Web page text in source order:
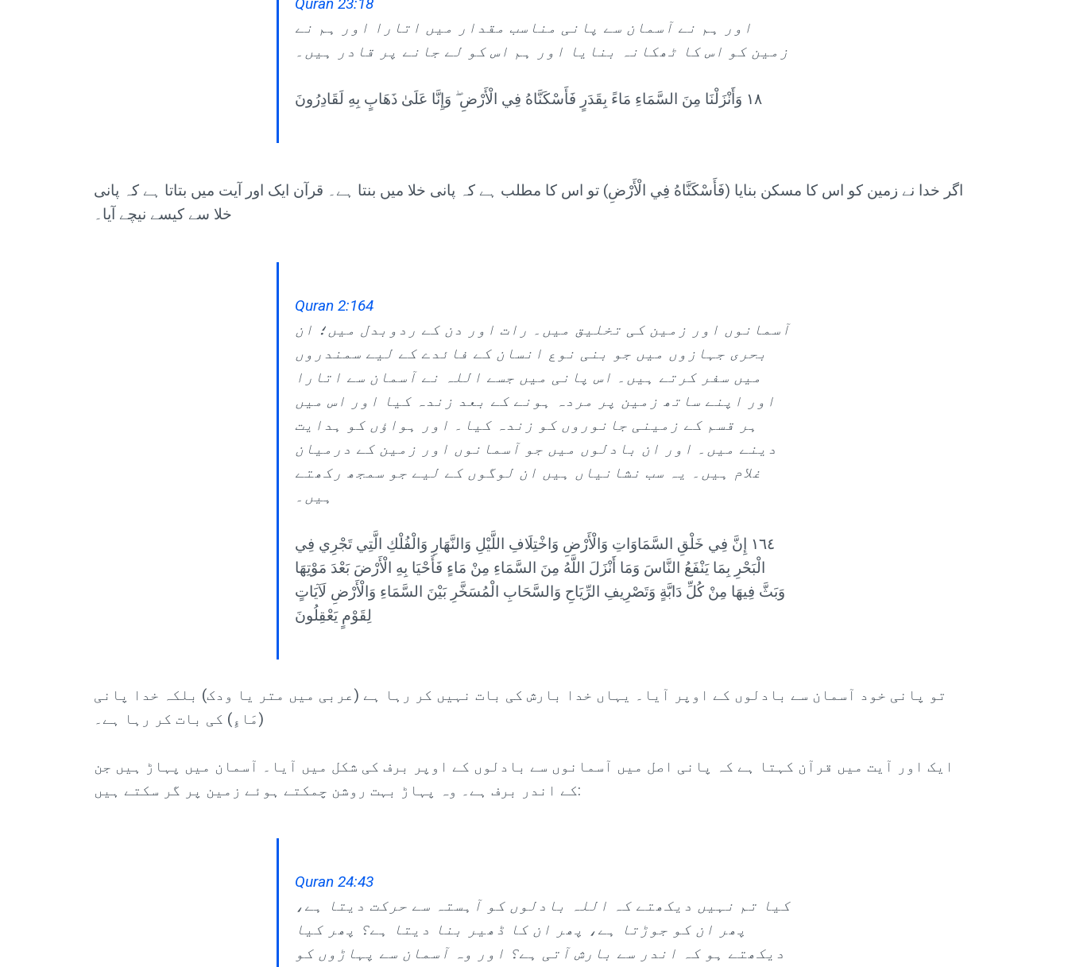
اور ہم نے آسمان سے پانی مناسب مقدار میں اتارا اور ہم نے
زمین کو اس کا ٹھکانہ بنایا اور ہم اس کو لے جانے پر قادر ہیں۔
١٨ وَأَنْزَلْنَا مِنَ السَّمَاءِ مَاءً بِقَدَرٍ فَأَسْكَنَّاهُ فِي الْأَرْضِ ۖ وَإِنَّا عَلَىٰ ذَهَابٍ بِهِ لَقَادِرُونَ
اگر خدا نے زمین کو اس کا مسکن بنایا (فَأَسْكَنَّاهُ فِي الْأَرْضِ) تو اس کا مطلب ہے کہ پانی خلا میں بنتا ہے۔ قرآن ایک اور آیت میں بتاتا ہے کہ پانی
خلا سے کیسے نیچے آیا۔
Quran 2:164
آسمانوں اور زمین کی تخلیق میں۔ رات اور دن کے ردوبدل میں؛ ان
بحری جہازوں میں جو بنی نوع انسان کے فائدے کے لیے سمندروں
میں سفر کرتے ہیں۔ اس پانی میں جسے اللہ نے آسمان سے اتارا
اور اپنے ساتھ زمین پر مردہ ہونے کے بعد زندہ کیا اور اس میں
ہر قسم کے زمینی جانوروں کو زندہ کیا۔ اور ہواؤں کو ہدایت
دینے میں۔ اور ان بادلوں میں جو آسمانوں اور زمین کے درمیان
غلام ہیں۔ یہ سب نشانیاں ہیں ان لوگوں کے لیے جو سمجھ رکھتے
ہیں۔
١٦٤ إِنَّ فِي خَلْقِ السَّمَاوَاتِ وَالْأَرْضِ وَاخْتِلَافِ اللَّيْلِ وَالنَّهَارِ وَالْفُلْكِ الَّتِي تَجْرِي فِي
الْبَحْرِ بِمَا يَنْفَعُ النَّاسَ وَمَا أَنْزَلَ اللَّهُ مِنَ السَّمَاءِ مِنْ مَاءٍ فَأَحْيَا بِهِ الْأَرْضَ بَعْدَ مَوْتِهَا
وَبَثَّ فِيهَا مِنْ كُلِّ دَابَّةٍ وَتَصْرِيفِ الرِّيَاحِ وَالسَّحَابِ الْمُسَخَّرِ بَيْنَ السَّمَاءِ وَالْأَرْضِ لَآيَاتٍ
لِقَوْمٍ يَعْقِلُونَ
تو پانی خود آسمان سے بادلوں کے اوپر آیا۔ یہاں خدا بارش کی بات نہیں کر رہا ہے (عربی میں متر یا ودک) بلکہ خدا پانی
(مَاءٍ) کی بات کر رہا ہے۔
ایک اور آیت میں قرآن کہتا ہے کہ پانی اصل میں آسمانوں سے بادلوں کے اوپر برف کی شکل میں آیا۔ آسمان میں پہاڑ ہیں جن
کے اندر برف ہے۔ وہ پہاڑ بہت روشن چمکتے ہوئے زمین پر گر سکتے ہیں:
Quran 24:43
کیا تم نہیں دیکھتے کہ اللہ بادلوں کو آہستہ سے حرکت دیتا ہے،
پھر ان کو جوڑتا ہے، پھر ان کا ڈھیر بنا دیتا ہے؟ پھر کیا
دیکھتے ہو کہ اندر سے بارش آتی ہے؟ اور وہ آسمان سے پہاڑوں کو